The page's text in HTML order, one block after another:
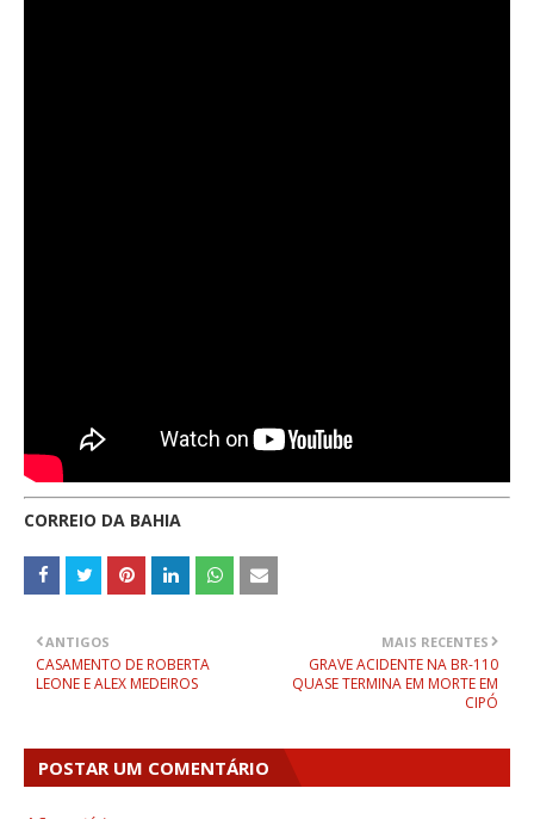
CORREIO DA BAHIA
MAIS RECENTES
GRAVE ACIDENTE NA BR-110
QUASE TERMINA EM MORTE EM
CIPÓ
ANTIGOS
CASAMENTO DE ROBERTA
LEONE E ALEX MEDEIROS
POSTAR UM COMENTÁRIO